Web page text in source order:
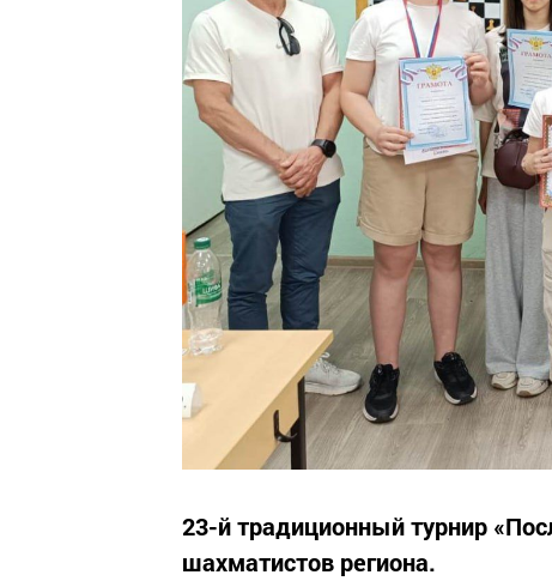
23-й традиционный турнир
шахматистов региона.